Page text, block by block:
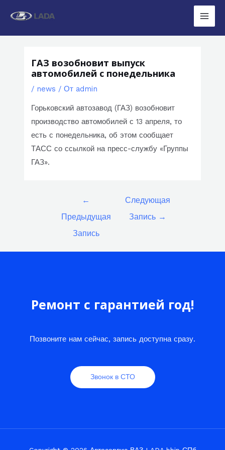
Main
ГАЗ возобновит выпуск
автомобилей с понедельника
/ news / От admin
Горьковский автозавод (ГАЗ) возобновит
производство автомобилей с 13 апреля, то
есть с понедельника, об этом сообщает
ТАСС со ссылкой на пресс-службу «Группы
ГАЗ».
←
Предыдущая
Запись
Следующая
Запись →
Ремонт с гарантией год!
Позвоните нам сейчас, запись доступна сразу.
Звонок в СТО